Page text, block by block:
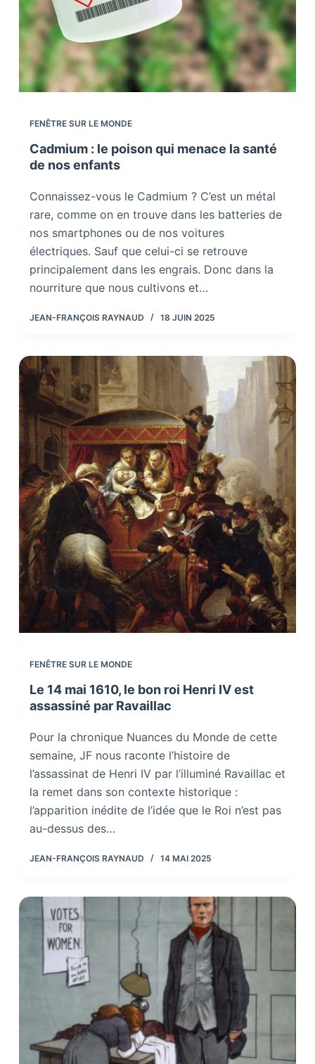
FENÊTRE SUR LE MONDE
Cadmium : le poison qui menace la santé
de nos enfants
Connaissez-vous le Cadmium ? C’est un métal
rare, comme on en trouve dans les batteries de
nos smartphones ou de nos voitures
électriques. Sauf que celui-ci se retrouve
principalement dans les engrais. Donc dans la
nourriture que nous cultivons et…
JEAN-FRANÇOIS RAYNAUD 18 JUIN 2025
FENÊTRE SUR LE MONDE
Le 14 mai 1610, le bon roi Henri IV est
assassiné par Ravaillac
Pour la chronique Nuances du Monde de cette
semaine, JF nous raconte l’histoire de
l’assassinat de Henri IV par l’illuminé Ravaillac et
la remet dans son contexte historique :
l’apparition inédite de l’idée que le Roi n’est pas
au-dessus des…
JEAN-FRANÇOIS RAYNAUD 14 MAI 2025